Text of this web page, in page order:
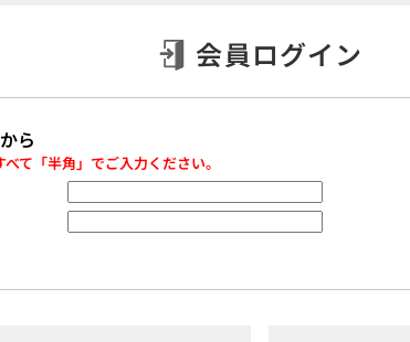
会員ログイン
ら
て「半角」でご入力ください。